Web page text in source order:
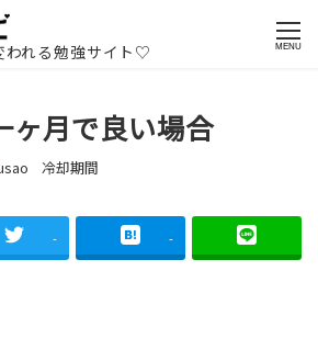
われる勉強サイト♡ MENU
冷却期間が一ヶ
ヶ月で良い場合
カテゴリー
冷却期間
- -